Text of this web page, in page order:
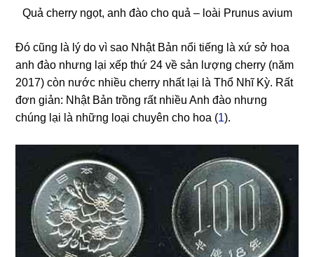
Quả cherry ngọt, anh đào cho quả – loài Prunus avium
Đó cũng là lý do vì sao Nhật Bản nổi tiếng là xứ sở hoa
anh đào nhưng lại xếp thứ 24 về sản lượng cherry (năm
2017) còn nước nhiều cherry nhất lại là Thổ Nhĩ Kỳ. Rất
đơn giản: Nhật Bản trồng rất nhiều Anh đào nhưng
chúng lại là những loại chuyên cho hoa (1).